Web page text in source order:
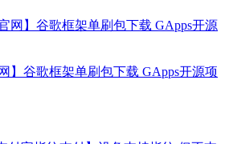
网】谷歌框架单刷包下载 GApps开源项